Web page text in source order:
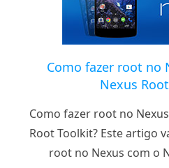
Como fazer root no
Nexus
Como fazer root no
Root Toolkit? Este artigo
root no Nexus com o